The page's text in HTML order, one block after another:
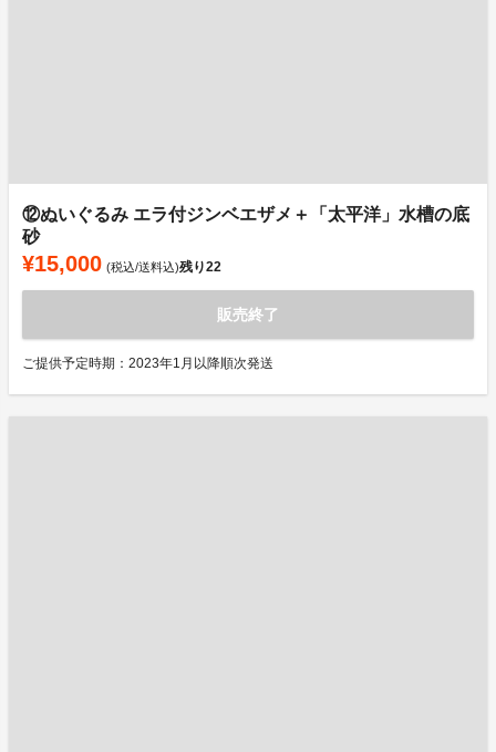
⑫ぬいぐるみ エラ付ジンベエザメ＋「太平洋」水槽の底
砂
¥15,000 (税込/送料込)残り22
販売終了
ご提供予定時期：2023年1月以降順次発送